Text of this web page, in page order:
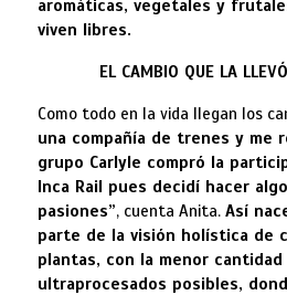
aromáticas, vegetales y
viven libres.
EL CAMBIO QUE LA
Como todo en la vida llegan los
una compañía de trenes y me
grupo Carlyle compró la
Inca Rail pues decidí hacer
pasiones”, cuenta Anita. Así
parte de la visión holística de
plantas, con la menor
ultraprocesados posibles,